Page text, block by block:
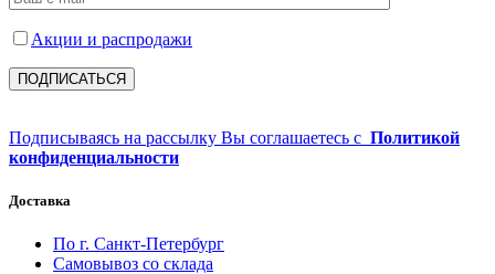
Акции и распродажи
Подписываясь на рассылку Вы соглашаетесь с Политикой
конфиденциальности
Доставка
По г. Санкт-Петербург
Самовывоз со склада